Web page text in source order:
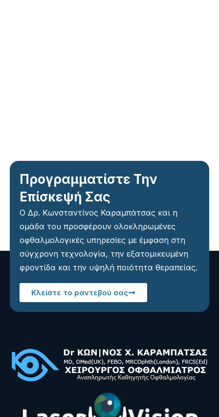
Προγραμματίστε Την
Επίσκεψή Σας
Ο Δρ. Κωνσταντίνος Καραμπάτσας και η
ομάδα του προσφέρουν ολοκληρωμένες
οφθαλμολογικές υπηρεσίες με έμφαση στη
σύγχρονη τεχνολογία, την εξατομικευμένη
φροντίδα και την υψηλή ποιότητα θεραπείας.
Κλείστε το ραντεβού σας